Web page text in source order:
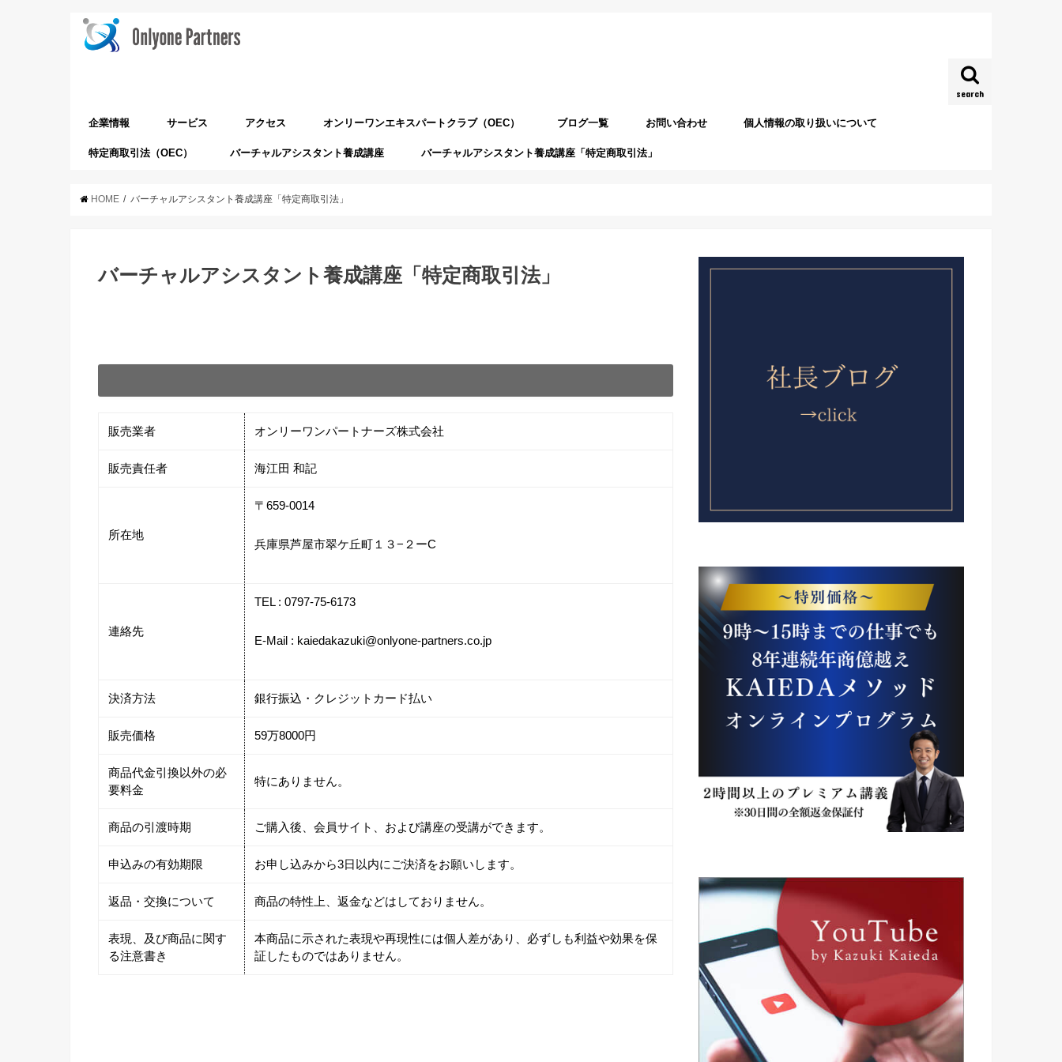
search
企業情報
会社概要
ミッション&行動指針
代表メッセージ
沿革
サービス
スクール運営事業
システム販売事業（tebanasu）
アクセス オンリーワンエキスパートクラブ（OEC） ブログ一覧 お問い合わせ 個人情報の取り扱いについて
特定商取引法（OEC） バーチャルアシスタント養成講座 バーチャルアシスタント養成講座「特定商取引法」
HOME バーチャルアシスタント養成講座「特定商取引法」
バーチャルアシスタント養成講座「特定商取引法」
販売業者 オンリーワンパートナーズ株式会社
販売責任者 海江田 和記
所在地
〒659-0014
兵庫県芦屋市翠ケ丘町１３−２ーC
連絡先
TEL : 0797-75-6173
E-Mail : kaiedakazuki@onlyone-partners.co.jp
決済方法 銀行振込・クレジットカード払い
販売価格 59万8000円
商品代金引換以外の必
要料金
特にありません。
商品の引渡時期 ご購入後、会員サイト、および講座の受講ができます。
申込みの有効期限 お申し込みから3日以内にご決済をお願いします。
返品・交換について 商品の特性上、返金などはしておりません。
表現、及び商品に関す
る注意書き
本商品に示された表現や再現性には個人差があり、必ずしも利益や効果を保
証したものではありません。